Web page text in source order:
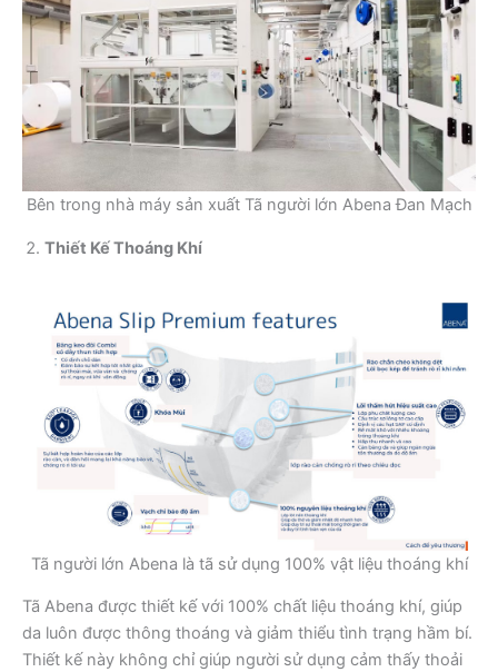
Bên trong nhà máy sản xuất Tã người lớn Abena Đan Mạch
Thiết Kế Thoáng Khí
Tã người lớn Abena là tã sử dụng 100% vật liệu thoáng khí
Tã Abena được thiết kế với 100% chất liệu thoáng khí, giúp
da luôn được thông thoáng và giảm thiểu tình trạng hầm bí.
Thiết kế này không chỉ giúp người sử dụng cảm thấy thoải